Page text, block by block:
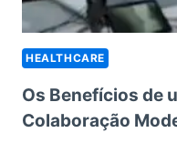
HEALTHCARE
Os Benefícios de
Colaboração